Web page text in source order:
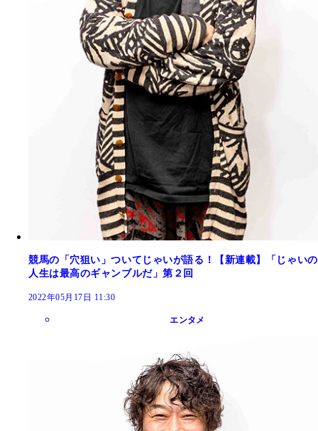
競馬の「穴狙い」ついてじゃいが語る！【新連載】「じゃいの
人生は最高のギャンブルだ」第２回
2022年05月17日 11:30
エンタメ